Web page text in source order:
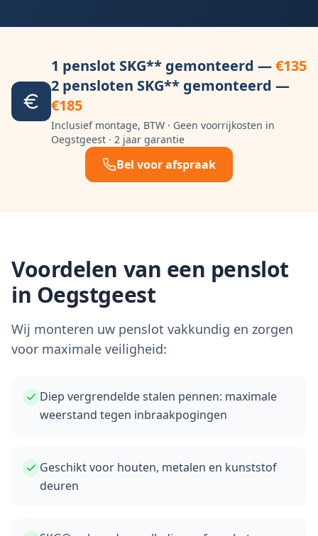
1 penslot SKG** gemonteerd —€135
2 pensloten SKG** gemonteerd —
€185
Inclusief montage, BTW · Geen voorrijkosten in
Oegstgeest · 2 jaar garantie
Bel voor afspraak
Voordelen van een penslot
in Oegstgeest
Wij monteren uw penslot vakkundig en zorgen
voor maximale veiligheid:
Diep vergrendelde stalen pennen: maximale
weerstand tegen inbraakpogingen
Geschikt voor houten, metalen en kunststof
deuren